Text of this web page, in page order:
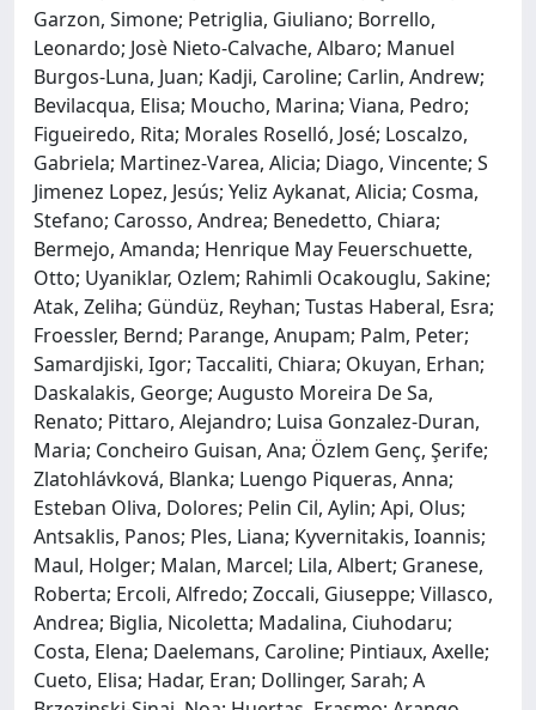
Garzon, Simone; Petriglia, Giuliano; Borrello,
Leonardo; Josè Nieto-Calvache, Albaro; Manuel
Burgos-Luna, Juan; Kadji, Caroline; Carlin, Andrew;
Bevilacqua, Elisa; Moucho, Marina; Viana, Pedro;
Figueiredo, Rita; Morales Roselló, José; Loscalzo,
Gabriela; Martinez-Varea, Alicia; Diago, Vincente; S
Jimenez Lopez, Jesús; Yeliz Aykanat, Alicia; Cosma,
Stefano; Carosso, Andrea; Benedetto, Chiara;
Bermejo, Amanda; Henrique May Feuerschuette,
Otto; Uyaniklar, Ozlem; Rahimli Ocakouglu, Sakine;
Atak, Zeliha; Gündüz, Reyhan; Tustas Haberal, Esra;
Froessler, Bernd; Parange, Anupam; Palm, Peter;
Samardjiski, Igor; Taccaliti, Chiara; Okuyan, Erhan;
Daskalakis, George; Augusto Moreira De Sa,
Renato; Pittaro, Alejandro; Luisa Gonzalez-Duran,
Maria; Concheiro Guisan, Ana; Özlem Genç, Şerife;
Zlatohlávková, Blanka; Luengo Piqueras, Anna;
Esteban Oliva, Dolores; Pelin Cil, Aylin; Api, Olus;
Antsaklis, Panos; Ples, Liana; Kyvernitakis, Ioannis;
Maul, Holger; Malan, Marcel; Lila, Albert; Granese,
Roberta; Ercoli, Alfredo; Zoccali, Giuseppe; Villasco,
Andrea; Biglia, Nicoletta; Madalina, Ciuhodaru;
Costa, Elena; Daelemans, Caroline; Pintiaux, Axelle;
Cueto, Elisa; Hadar, Eran; Dollinger, Sarah; A